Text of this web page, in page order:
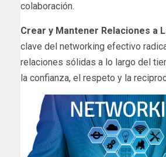
colaboración.
Crear y Mantener Relaciones a
clave del networking efectivo
relaciones sólidas a lo largo del
la confianza, el respeto y la